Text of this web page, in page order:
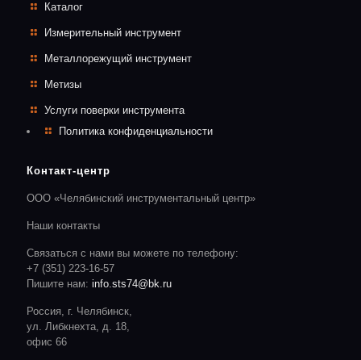
Каталог
Измерительный инструмент
Металлорежущий инструмент
Метизы
Услуги поверки инструмента
Политика конфиденциальности
Контакт-центр
ООО «Челябинский инструментальный центр»
Наши контакты
Связаться с нами вы можете по телефону:
+7 (351) 223-16-57
Пишите нам: info.sts74@bk.ru
Россия, г. Челябинск,
ул. Либкнехта, д. 18,
офис 66